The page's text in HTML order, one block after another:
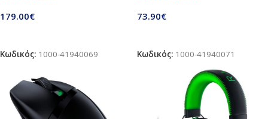
179.00€
Κωδικός: 1000-41940069
73.90€
Κωδικός: 1000-41940071